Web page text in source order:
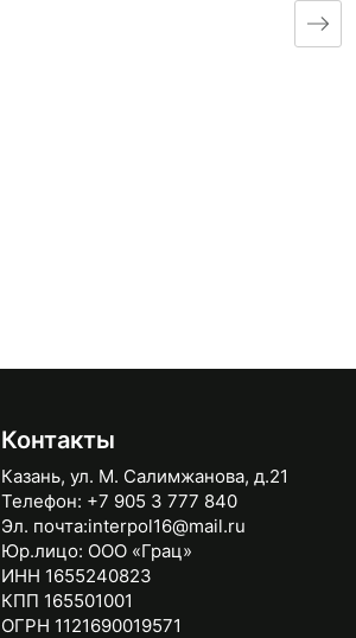
Контакты
Казань, ул. М. Салимжанова, д.21
Телефон: +7 905 3 777 840
Эл. почта:interpol16@mail.ru
Юр.лицо: ООО «Грац»
ИНН 1655240823
КПП 165501001
ОГРН 1121690019571